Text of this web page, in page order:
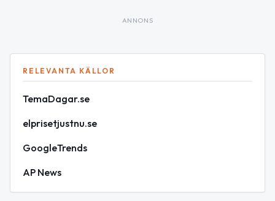
ANNONS
RELEVANTA KÄLLOR
TemaDagar.se
elprisetjustnu.se
GoogleTrends
AP News